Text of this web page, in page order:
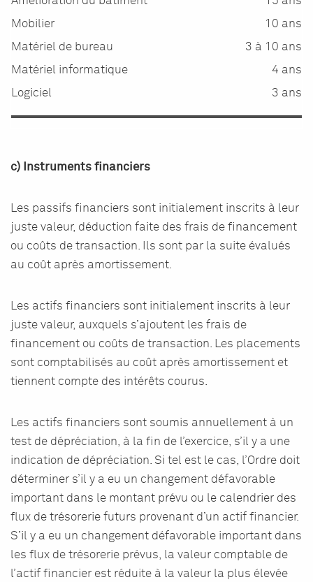
Mobilier
10 ans
Matériel de bureau
3 à 10 ans
Matériel informatique
4 ans
Logiciel
3 ans
c) Instruments financiers
Les passifs financiers sont initialement inscrits à leur
juste valeur, déduction faite des frais de financement
ou coûts de transaction. Ils sont par la suite évalués
au coût après amortissement.
Les actifs financiers sont initialement inscrits à leur
juste valeur, auxquels s’ajoutent les frais de
financement ou coûts de transaction. Les placements
sont comptabilisés au coût après amortissement et
tiennent compte des intérêts courus.
Les actifs financiers sont soumis annuellement à un
test de dépréciation, à la fin de l’exercice, s’il y a une
indication de dépréciation. Si tel est le cas, l’Ordre doit
déterminer s’il y a eu un changement défavorable
important dans le montant prévu ou le calendrier des
flux de trésorerie futurs provenant d’un actif financier.
S’il y a eu un changement défavorable important dans
les flux de trésorerie prévus, la valeur comptable de
l’actif financier est réduite à la valeur la plus élevée